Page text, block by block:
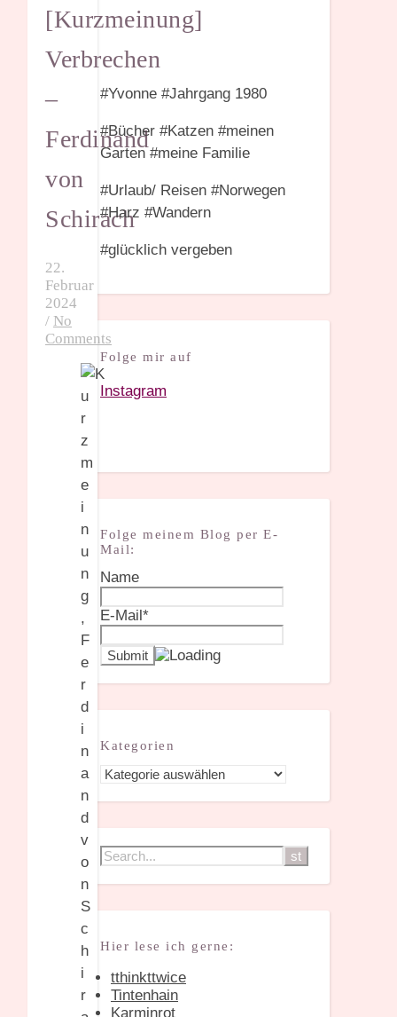
[Kurzmeinung]
Verbrechen
–
Ferdinand
von
Schirach
22.
Februar
2024
/ No
Comments
#Yvonne #Jahrgang 1980
#Bücher #Katzen #meinen
Garten #meine Familie
#Urlaub/ Reisen #Norwegen
#Harz #Wandern
#glücklich vergeben
Folge mir auf
Instagram
Folge meinem Blog per E-
Mail:
Name
E-Mail*
Kategorien
Kategorien
Hier lese ich gerne:
tthinkttwice
Tintenhain
Karminrot